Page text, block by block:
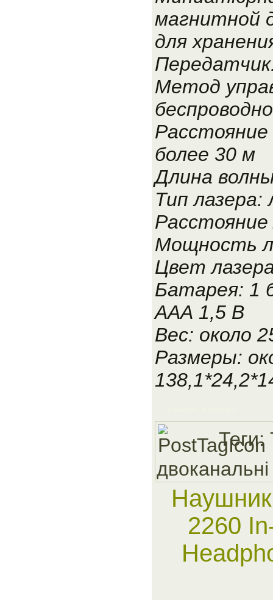
магнитной
для
Метод
Расстояние
более 30 м
Длина
Тип лазера:
Расстояние
Мощность
Цвет
Батарея: 1
ААА 1,5 В
Вес: около
Размеры:
Теги:
2260